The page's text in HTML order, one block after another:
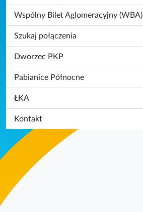
Wspólny Bilet Aglomeracyjny (WBA)
Szukaj połączenia
Dworzec PKP
Pabianice Północne
ŁKA
Kontakt